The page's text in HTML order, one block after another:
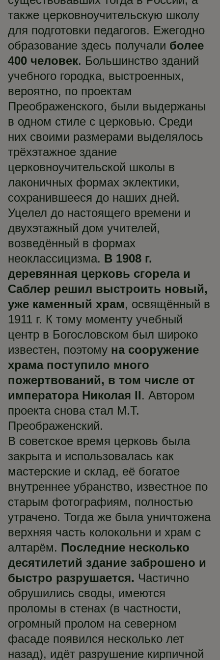
также церковноучительскую школу
для подготовки педагогов. Ежегодно
образование здесь получали более
400 человек. Большинство зданий
учебного городка, выстроенных,
вероятно, по проектам
Преображенского, были выдержаны
в одном стиле с церковью. Среди
них своими размерами выделялось
трёхэтажное здание
церковноучительской школы в
лаконичных формах эклектики,
сохранившееся до наших дней.
Уцелел до настоящего времени и
двухэтажный дом учителей,
возведённый в формах
неоклассицизма. В 1908 г.
деревянная церковь сгорела и
Саблер решил выстроить новый,
уже каменный храм, освящённый в
1911 г. К тому моменту учебный
центр в Богословском был широко
известен, поэтому на сооружение
храма поступило много
пожертвований, в том числе от
императора Николая II. Автором
проекта снова стал М.Т.
Преображенский.
В советское время церковь была
закрыта и использовалась как
мастерские и склад, её богатое
внутреннее убранство, известное по
старым фотографиям, полностью
утрачено. Тогда же была уничтожена
верхняя часть колокольни и храм с
алтарём. Последние несколько
десятилетий здание заброшено и
быстро разрушается. Частично
обрушились своды, имеются
проломы в стенах (в частности,
огромный пролом на северном
фасаде появился несколько лет
назад), идёт разрушение кирпичной